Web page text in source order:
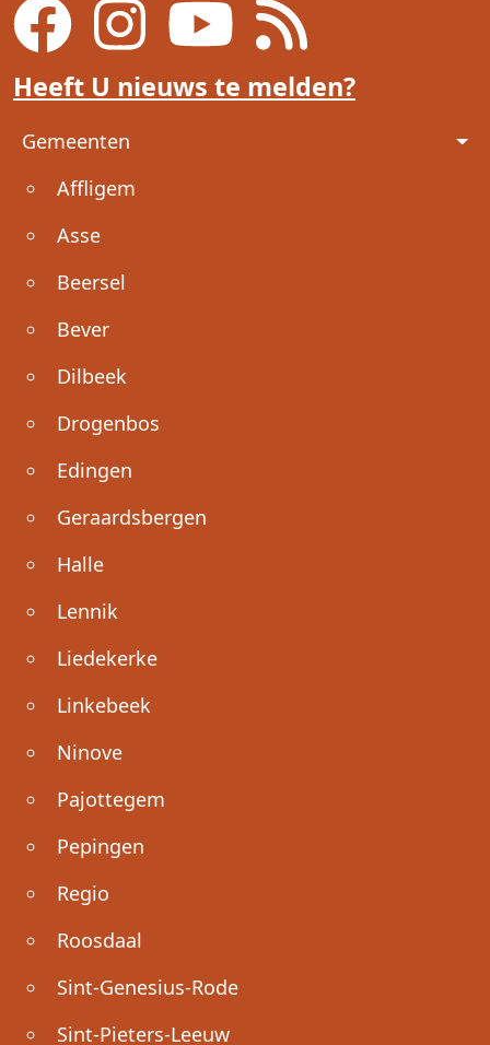
Heeft U nieuws te melden?
Voet
Gemeenten
Affligem
Asse
Beersel
Bever
Dilbeek
Drogenbos
Edingen
Geraardsbergen
Halle
Lennik
Liedekerke
Linkebeek
Ninove
Pajottegem
Pepingen
Regio
Roosdaal
Sint-Genesius-Rode
Sint-Pieters-Leeuw